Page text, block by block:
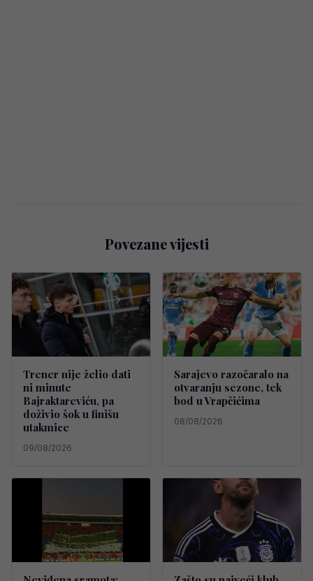
Povezane vijesti
Trener nije želio dati
ni minute
Bajraktareviću, pa
doživio šok u finišu
utakmice
09/08/2026
Sarajevo razočaralo na
otvaranju sezone, tek
bod u Vrapčićima
08/08/2026